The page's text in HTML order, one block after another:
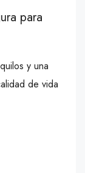
para
y una
de vida